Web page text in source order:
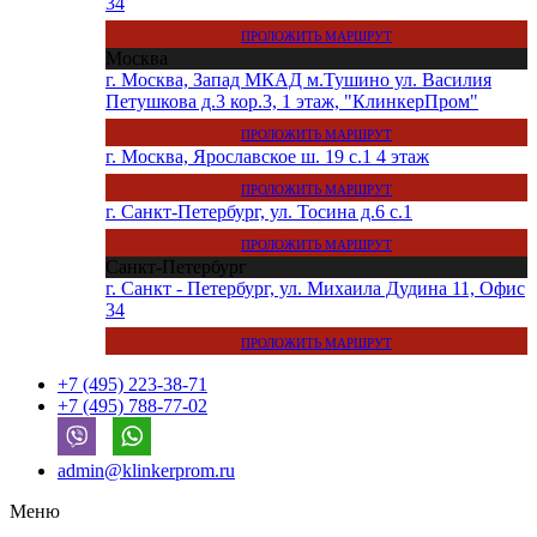
ПРОЛОЖИТЬ МАРШРУТ
Москва
г. Москва, Запад МКАД м.Тушино ул. Василия
Петушкова д.3 кор.3, 1 этаж, "КлинкерПром"
ПРОЛОЖИТЬ МАРШРУТ
г. Москва, Ярославское ш. 19 с.1 4 этаж
ПРОЛОЖИТЬ МАРШРУТ
г. Санкт-Петербург, ул. Тосина д.6 с.1
ПРОЛОЖИТЬ МАРШРУТ
Санкт-Петербург
г. Санкт - Петербург, ул. Михаила Дудина 11, Офис
34
ПРОЛОЖИТЬ МАРШРУТ
+7 (495) 223-38-71
+7 (495) 788-77-02
admin@klinkerprom.ru
Меню